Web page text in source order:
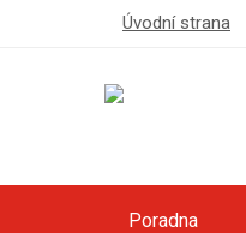
Úvodní strana
Poradna